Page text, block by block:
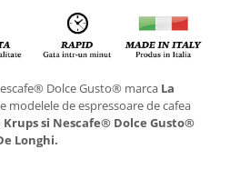
Dolce Gusto® marca La
modelele de espressoare de cafea
si Nescafe® Dolce Gusto®
Longhi.